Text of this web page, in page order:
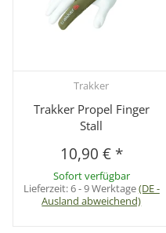
Trakker
Trakker Propel Finger
Stall
10,90 € *
Sofort verfügbar
Lieferzeit:6 - 9 Werktage(DE -
Ausland abweichend)